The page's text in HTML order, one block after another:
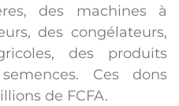
des machines à
des congélateurs,
des produits
Ces dons
de FCFA.